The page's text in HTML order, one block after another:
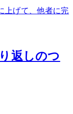
上げて、他者に完
返しのつ